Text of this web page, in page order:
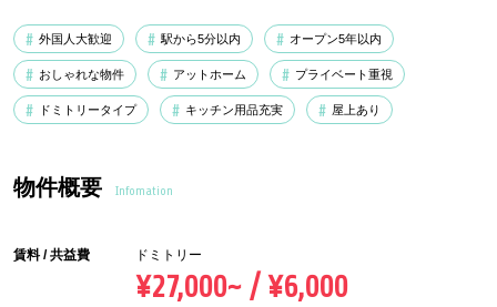
外国人大歓迎 駅から5分以内 オープン5年以内
おしゃれな物件 アットホーム プライベート重視
ドミトリータイプ キッチン用品充実 屋上あり
物件概要 Infomation
賃料 / 共益費 ドミトリー
¥27,000~ / ¥6,000